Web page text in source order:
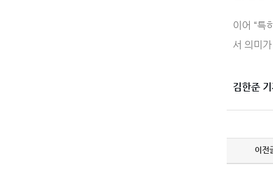
이어 “특
서 의미
김한준